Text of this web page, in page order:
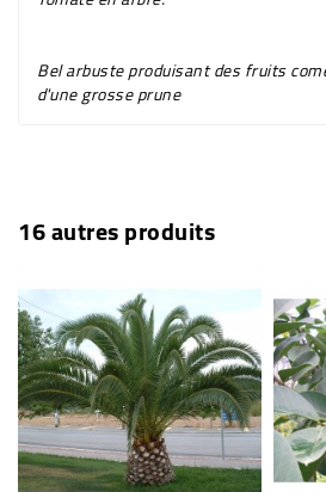
Bel arbuste produisant des fruits
d'une grosse prune
16 autres produits